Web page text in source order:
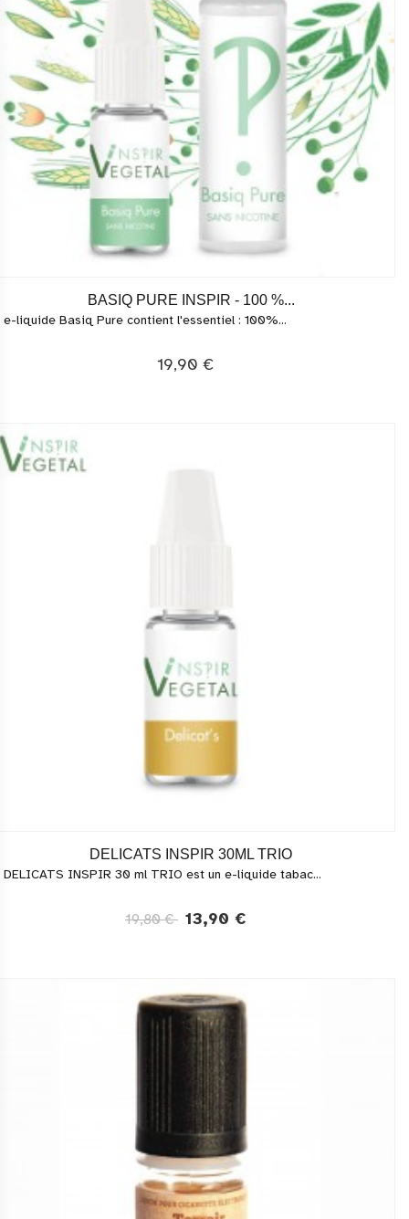
BASIQ PURE INSPIR - 100 %...
e-liquide Basiq Pure contient l'essentiel : 100%...
19,90 €
DELICATS INSPIR 30ML TRIO
DELICATS INSPIR 30 ml TRIO est un e-liquide tabac...
19,80 € 13,90 €